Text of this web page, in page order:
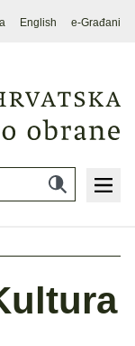
English e-Građani